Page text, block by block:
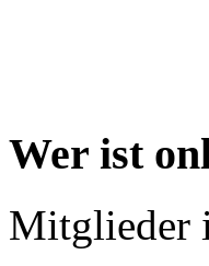
Wer ist
Mitglieder